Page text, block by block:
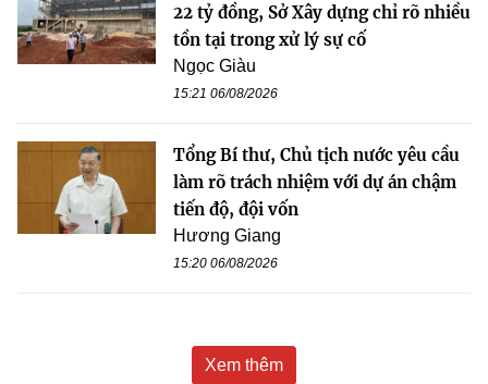
22 tỷ đồng, Sở Xây dựng chỉ rõ nhiều
tồn tại trong xử lý sự cố
Ngọc Giàu
15:21 06/08/2026
Tổng Bí thư, Chủ tịch nước yêu cầu
làm rõ trách nhiệm với dự án chậm
tiến độ, đội vốn
Hương Giang
15:20 06/08/2026
Xem thêm